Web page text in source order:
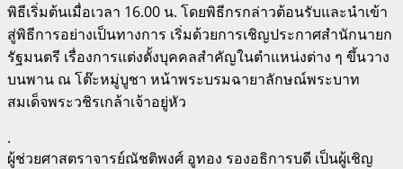
พิธีเริ่มต้นเมื่อเวลา 16.00 น. โดยพิธีกรกล่าวต้อนรับและนำเข้า
สู่พิธีการอย่างเป็นทางการ เริ่มด้วยการเชิญประกาศสำนักนายก
รัฐมนตรี เรื่องการแต่งตั้งบุคคลสำคัญในตำแหน่งต่าง ๆ ขึ้นวาง
บนพาน ณ โต๊ะหมู่บูชา หน้าพระบรมฉายาลักษณ์พระบาท
สมเด็จพระวชิรเกล้าเจ้าอยู่หัว
.
ผู้ช่วยศาสตราจารย์ณัชติพงศ์ อูทอง รองอธิการบดี เป็นผู้เชิญ